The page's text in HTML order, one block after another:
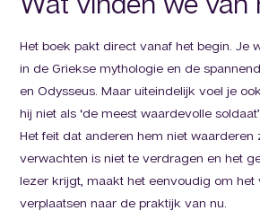
Het boek pakt direct vanaf het begin. Je
in de Griekse mythologie en de
en Odysseus. Maar uiteindelijk voel je
hij niet als ‘de meest waardevolle
Het feit dat anderen hem niet waarderen
verwachten is niet te verdragen en het
lezer krijgt, maakt het eenvoudig om het
verplaatsen naar de praktijk van nu.